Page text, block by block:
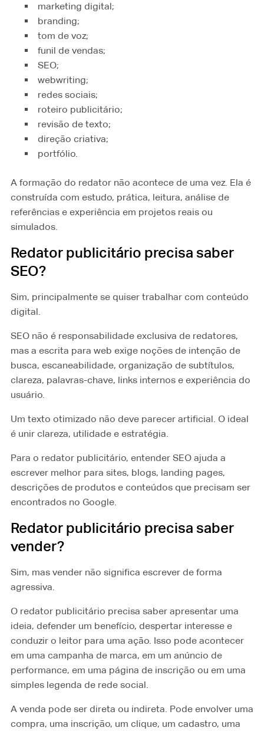
marketing digital;
branding;
tom de voz;
funil de vendas;
SEO;
webwriting;
redes sociais;
roteiro publicitário;
revisão de texto;
direção criativa;
portfólio.
A formação do redator não acontece de uma vez. Ela é
construída com estudo, prática, leitura, análise de
referências e experiência em projetos reais ou
simulados.
Redator publicitário precisa saber
SEO?
Sim, principalmente se quiser trabalhar com conteúdo
digital.
SEO não é responsabilidade exclusiva de redatores,
mas a escrita para web exige noções de intenção de
busca, escaneabilidade, organização de subtítulos,
clareza, palavras-chave, links internos e experiência do
usuário.
Um texto otimizado não deve parecer artificial. O ideal
é unir clareza, utilidade e estratégia.
Para o redator publicitário, entender SEO ajuda a
escrever melhor para sites, blogs, landing pages,
descrições de produtos e conteúdos que precisam ser
encontrados no Google.
Redator publicitário precisa saber
vender?
Sim, mas vender não significa escrever de forma
agressiva.
O redator publicitário precisa saber apresentar uma
ideia, defender um benefício, despertar interesse e
conduzir o leitor para uma ação. Isso pode acontecer
em uma campanha de marca, em um anúncio de
performance, em uma página de inscrição ou em uma
simples legenda de rede social.
A venda pode ser direta ou indireta. Pode envolver uma
compra, uma inscrição, um clique, um cadastro, uma